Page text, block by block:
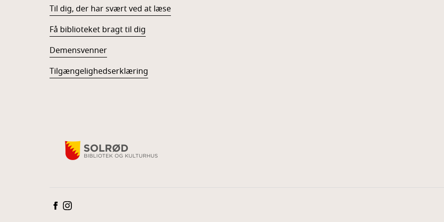
Til dig, der har svært ved at læse
Få biblioteket bragt til dig
Demensvenner
Tilgængelighedserklæring